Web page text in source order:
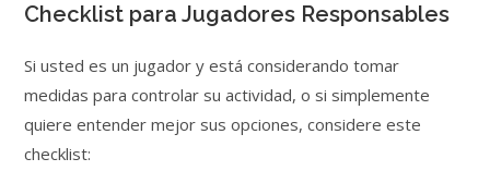
Checklist para Jugadores Responsables
Si usted es un jugador y está considerando tomar
medidas para controlar su actividad, o si simplemente
quiere entender mejor sus opciones, considere este
checklist: